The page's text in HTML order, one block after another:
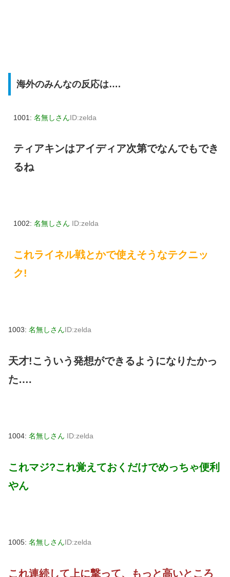
海外のみんなの反応は….
1001: 名無しさんID:zelda
ティアキンはアイディア次第でなんでもでき
るね
1002: 名無しさん ID:zelda
これライネル戦とかで使えそうなテクニッ
ク!
1003: 名無しさんID:zelda
天才!こういう発想ができるようになりたかっ
た….
1004: 名無しさん ID:zelda
これマジ?これ覚えておくだけでめっちゃ便利
やん
1005: 名無しさんID:zelda
これ連続して上に撃って、もっと高いところ